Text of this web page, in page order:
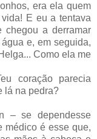
era ela quem
E eu a tentava
chegou a derramar
e, em seguida,
Como ela me
coração parecia
lá na pedra?
– se dependesse
médico é esse que,